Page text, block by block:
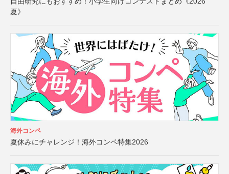
夏》
海外コンペ
夏休みにチャレンジ！海外コンペ特集2026